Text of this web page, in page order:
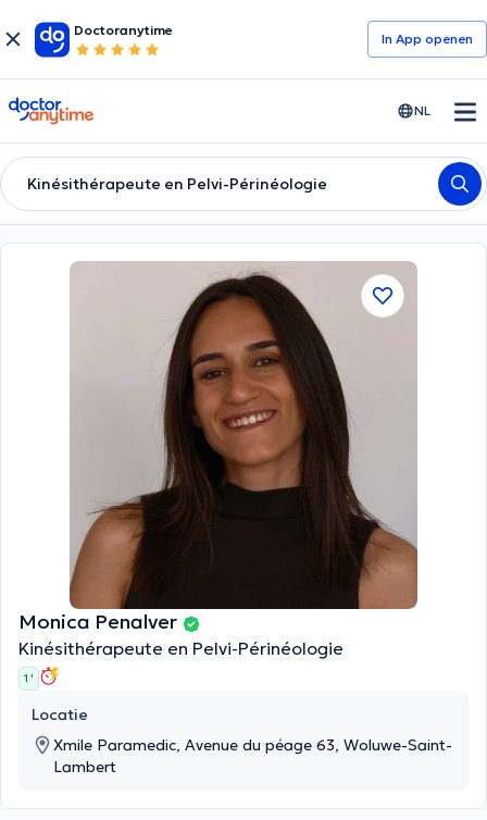
Doctoranytime
In App openen
doctoranytime NL
Kinésithérapeute en Pelvi-Périnéologie
Monica Penalver
Kinésithérapeute en Pelvi-Périnéologie
1 '
Locatie
Xmile Paramedic, Avenue du péage 63, Woluwe-Saint-
Lambert